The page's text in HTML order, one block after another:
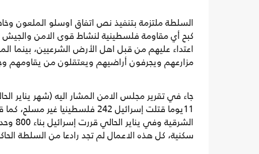
السلطة ملتزمة بتنفيذ نص اتفاق اوسلو الملعون
كبح أي مقاومة فلسطينية لنشاط قوى الامن
اعتداء عليهم من قبل اهل الأرض الشرعيين،
مزارعهم ويجرفون أراضيهم ويعتقلون من
جاء في تقرير مجلس الامن المشار اليه (شهر يناير
سكنية، كل هذه الاعمال لم تجد رادعا من السلطة